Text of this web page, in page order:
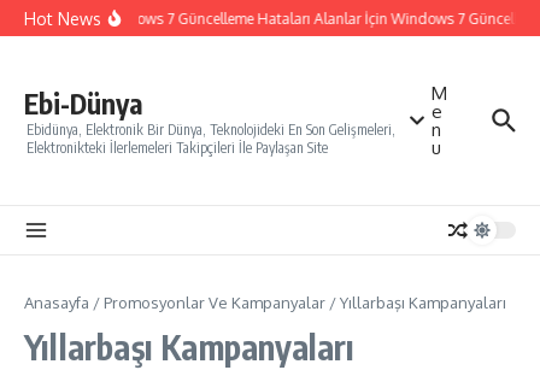
İçeriğe atla
Hot NewsWindows 7 Güncelleme Hataları Alanlar İçin Windows 7
Ebi-Dünya
Ebidünya, Elektronik Bir Dünya, Teknolojideki En Son Gelişmeleri,
Elektronikteki İlerlemeleri Takipçileri İle Paylaşan Site
M
e
n
u
Anasayfa / Promosyonlar Ve Kampanyalar /Yıllarbaşı Kampanyaları
Yıllarbaşı Kampanyaları